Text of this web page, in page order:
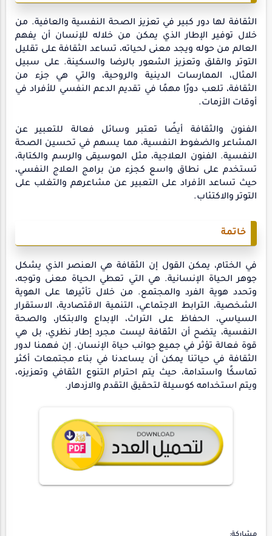
الثقافة لها دور كبير في تعزيز الصحة النفسية والعافية. من
خلال توفير الإطار الذي يمكن من خلاله للإنسان أن يفهم
العالم من حوله ويجد معنى لحياته، تساعد الثقافة على تقليل
التوتر والقلق وتعزيز الشعور بالرضا والسكينة. على سبيل
المثال، الممارسات الدينية والروحية، والتي هي جزء من
الثقافة، تلعب دورًا مهمًا في تقديم الدعم النفسي للأفراد في
أوقات الأزمات.
الفنون والثقافة أيضًا تعتبر وسائل فعالة للتعبير عن
المشاعر والضغوط النفسية، مما يسهم في تحسين الصحة
النفسية. الفنون العلاجية، مثل الموسيقى والرسم والكتابة،
تستخدم على نطاق واسع كجزء من برامج العلاج النفسي،
حيث تساعد الأفراد على التعبير عن مشاعرهم والتغلب على
التوتر والاكتئاب.
خاتمة
في الختام، يمكن القول إن الثقافة هي العنصر الذي يشكل
جوهر الحياة الإنسانية. هي التي تعطي الحياة معنى وتوجه،
وتحدد هوية الفرد والمجتمع. من خلال تأثيرها على الهوية
الشخصية، الترابط الاجتماعي، التنمية الاقتصادية، الاستقرار
السياسي، الحفاظ على التراث، الإبداع والابتكار، والصحة
النفسية، يتضح أن الثقافة ليست مجرد إطار نظري، بل هي
قوة فعالة تؤثر في جميع جوانب حياة الإنسان. إن فهمنا لدور
الثقافة في حياتنا يمكن أن يساعدنا في بناء مجتمعات أكثر
تماسكًا واستدامة، حيث يتم احترام التنوع الثقافي وتعزيزه،
ويتم استخدامه كوسيلة لتحقيق التقدم والازدهار.